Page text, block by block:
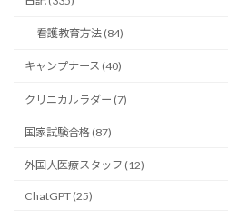
看護教育方法 (84)
キャンプナース (40)
クリニカルラダー (7)
国家試験合格 (87)
外国人医療スタッフ (12)
ChatGPT (25)